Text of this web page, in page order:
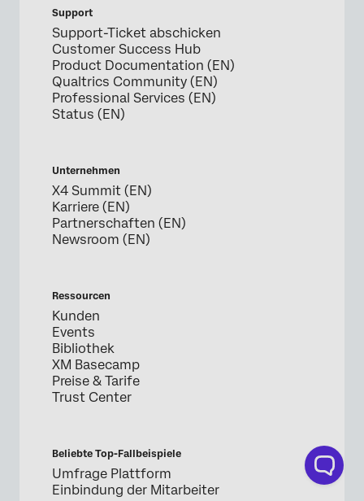
Support
Support-Ticket abschicken
Customer Success Hub
Product Documentation (EN)
Qualtrics Community (EN)
Professional Services (EN)
Status (EN)
Unternehmen
X4 Summit (EN)
Karriere (EN)
Partnerschaften (EN)
Newsroom (EN)
Ressourcen
Kunden
Events
Bibliothek
XM Basecamp
Preise & Tarife
Trust Center
Beliebte Top-Fallbeispiele
Umfrage Plattform
Einbindung der Mitarbeiter